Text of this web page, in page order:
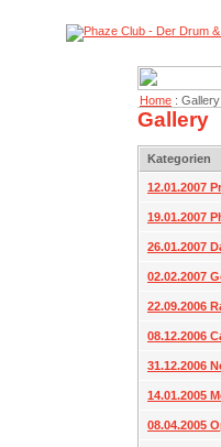
Home : Gallery
Gallery
Kategorien
12.01.2007
19.01.2007
26.01.2007
02.02.2007
22.09.2006
08.12.2006
31.12.2006
14.01.2005
08.04.2005